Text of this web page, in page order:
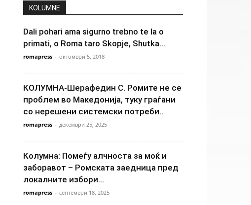
KOLUMNE
Dali pohari ama sigurno trebno te la o
primati, o Roma taro Skopje, Shutka...
romapress - октомври 5, 2018
КОЛУМНА-Шерафедин С. Ромите не се
проблем во Македонија, туку граѓани
со нерешени системски потреби..
romapress - декември 25, 2025
Колумна: Помеѓу алчноста за моќ и
заборавот – Ромската заедница пред
локалните избори...
romapress - септември 18, 2025